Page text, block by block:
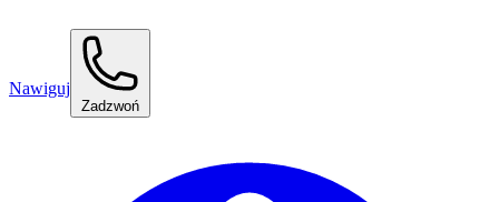
Nawiguj
Zadzwoń